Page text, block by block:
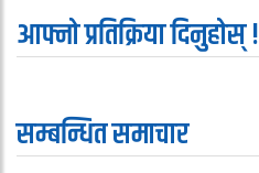
आफ्नो प्रतिक्रिया दिनुहोस् !
सम्बन्धित समाचार